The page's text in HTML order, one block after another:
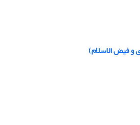
و فیض الاسلام)